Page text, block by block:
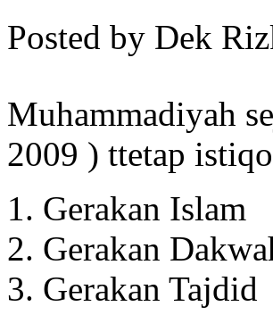
Posted by Dek
Muhammadiyah
2009 ) ttetap
Gerakan Islam
Gerakan
Gerakan Tajdid